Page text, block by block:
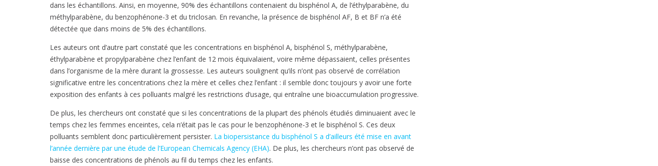
dans les échantillons. Ainsi, en moyenne, 90% des échantillons contenaient du bisphénol A, de l’éthylparabène, du
méthylparabène, du benzophénone-3 et du triclosan. En revanche, la présence de bisphénol AF, B et BF n’a été
détectée que dans moins de 5% des échantillons.
Les auteurs ont d’autre part constaté que les concentrations en bisphénol A, bisphénol S, méthylparabène,
éthylparabène et propylparabène chez l’enfant de 12 mois équivalaient, voire même dépassaient, celles présentes
dans l’organisme de la mère durant la grossesse. Les auteurs soulignent qu’ils n’ont pas observé de corrélation
significative entre les concentrations chez la mère et celles chez l’enfant : il semble donc toujours y avoir une forte
exposition des enfants à ces polluants malgré les restrictions d’usage, qui entraîne une bioaccumulation progressive.
De plus, les chercheurs ont constaté que si les concentrations de la plupart des phénols étudiés diminuaient avec le
temps chez les femmes enceintes, cela n’était pas le cas pour le benzophénone-3 et le bisphénol S. Ces deux
polluants semblent donc particulièrement persister. La biopersistance du bisphénol S a d’ailleurs été mise en avant
l’année dernière par une étude de l’European Chemicals Agency (EHA). De plus, les chercheurs n’ont pas observé de
baisse des concentrations de phénols au fil du temps chez les enfants.